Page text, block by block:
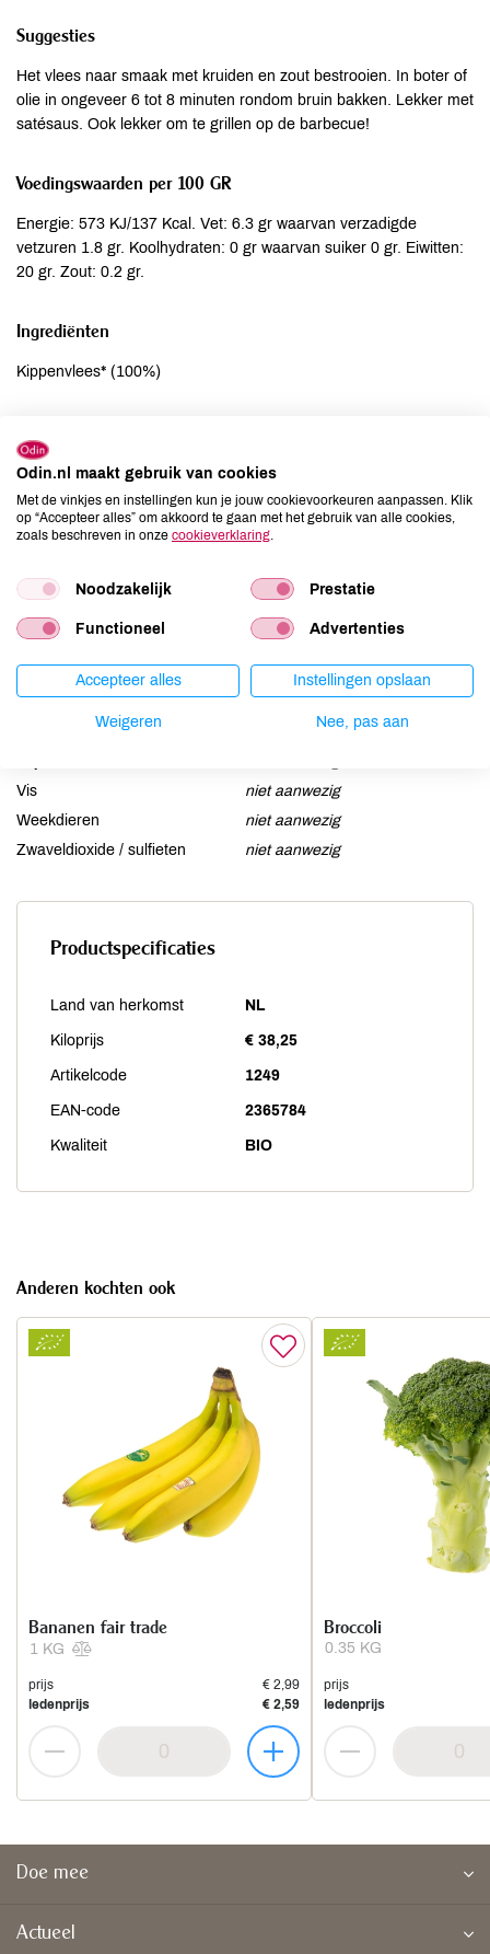
Suggesties
Het vlees naar smaak met kruiden en zout bestrooien. In boter of
olie in ongeveer 6 tot 8 minuten rondom bruin bakken. Lekker met
satésaus. Ook lekker om te grillen op de barbecue!
Voedingswaarden per 100 GR
Energie: 573 KJ/137 Kcal. Vet: 6.3 gr waarvan verzadigde
vetzuren 1.8 gr. Koolhydraten: 0 gr waarvan suiker 0 gr. Eiwitten:
20 gr. Zout: 0.2 gr.
Ingrediënten
Kippenvlees* (100%)
Aardnoten
niet aanwezig
Ei
niet aanwezig
Gluten
niet aanwezig
Lupine
niet aanwezig
Mosterd
niet aanwezig
Schaaldieren
niet aanwezig
Selderij
niet aanwezig
niet aanwezig
Vis
niet aanwezig
Weekdieren
niet aanwezig
Zwaveldioxide / sulfieten
niet aanwezig
Productspecificaties
Land van herkomst NL
Kiloprijs € 38,25
Artikelcode 1249
EAN-code 2365784
Kwaliteit BIO
Anderen kochten ook
1 KG
Bananen fair trade
prijs
€ 2,99
ledenprijs
€ 2,59
0.35 KG
Broccoli
prijs
ledenprijs
Doe mee
Actueel
Odin.nl maakt gebruik van cookies
Met de vinkjes en instellingen kun je jouw cookievoorkeuren aanpassen. Klik
op “Accepteer alles” om akkoord te gaan met het gebruik van alle cookies,
zoals beschreven in onze cookieverklaring.
Noodzakelijk Prestatie
Functioneel Advertenties
Accepteer alles Instellingen opslaan
Weigeren Nee, pas aan